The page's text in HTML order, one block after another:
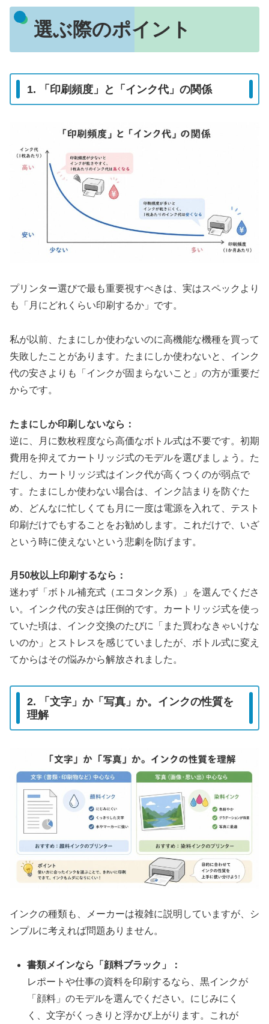
選ぶ際のポイント
1. 「印刷頻度」と「インク代」の関係
プリンター選びで最も重要視すべきは、実はスペックより
も「月にどれくらい印刷するか」です。
私が以前、たまにしか使わないのに高機能な機種を買って
失敗したことがあります。たまにしか使わないと、インク
代の安さよりも「インクが固まらないこと」の方が重要だ
からです。
たまにしか印刷しないなら：
逆に、月に数枚程度なら高価なボトル式は不要です。初期
費用を抑えてカートリッジ式のモデルを選びましょう。た
だし、カートリッジ式はインク代が高くつくのが弱点で
す。たまにしか使わない場合は、インク詰まりを防ぐた
め、どんなに忙しくても月に一度は電源を入れて、テスト
印刷だけでもすることをお勧めします。これだけで、いざ
という時に使えないという悲劇を防げます。
月50枚以上印刷するなら：
迷わず「ボトル補充式（エコタンク系）」を選んでくださ
い。インク代の安さは圧倒的です。カートリッジ式を使っ
ていた頃は、インク交換のたびに「また買わなきゃいけな
いのか」とストレスを感じていましたが、ボトル式に変え
てからはその悩みから解放されました。
2. 「文字」か「写真」か。インクの性質を
理解
インクの種類も、メーカーは複雑に説明していますが、シ
ンプルに考えれば問題ありません。
書類メインなら「顔料ブラック」：
レポートや仕事の資料を印刷するなら、黒インクが
「顔料」のモデルを選んでください。にじみにく
く、文字がくっきりと浮かび上がります。これが